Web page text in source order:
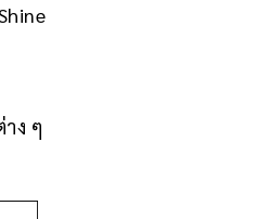
ง ๆ